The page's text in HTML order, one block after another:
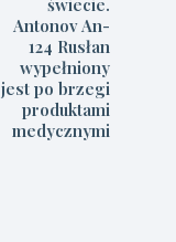
świecie.
Antonov An-
124 Rusłan
wypełniony
jest po brzegi
produktami
medycznymi